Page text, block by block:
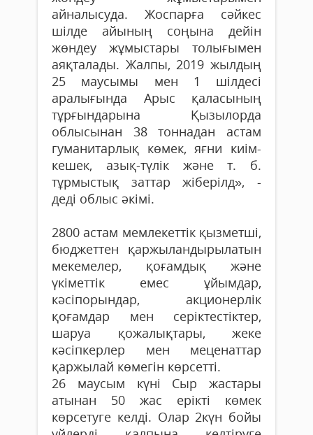
айналысуда. Жоспарға сәйкес
шілде айының соңына дейін
жөндеу жұмыстары толығымен
аяқталады. Жалпы, 2019 жылдың
25 маусымы мен 1 шілдесі
аралығында Арыс қаласының
тұрғындарына Қызылорда
облысынан 38 тоннадан астам
гуманитарлық көмек, яғни киім-
кешек, азық-түлік және т. б.
тұрмыстық заттар жіберілд», -
деді облыс әкімі.
2800 астам мемлекеттік қызметші,
бюджеттен қаржыландырылатын
мекемелер, қоғамдық және
үкіметтік емес ұйымдар,
кәсіпорындар, акционерлік
қоғамдар мен серіктестіктер,
шаруа қожалықтары, жеке
кәсіпкерлер мен меценаттар
қаржылай көмегін көрсетті.
26 маусым күні Сыр жастары
атынан 50 жас ерікті көмек
көрсетуге келді. Олар 2күн бойы